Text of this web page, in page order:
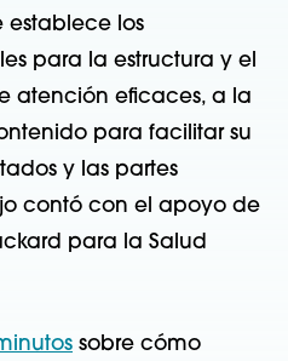
establece los
para la estructura y el
atención eficaces, a la
para facilitar su
y las partes
contó con el apoyo de
para la Salud
sobre cómo